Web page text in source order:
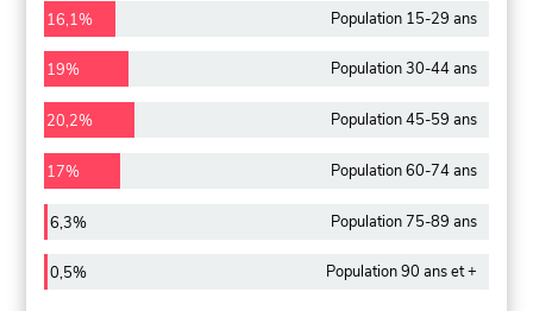
16,1% Population 15-29 ans
19% Population 30-44 ans
20,2% Population 45-59 ans
17% Population 60-74 ans
6,3% Population 75-89 ans
0,5% Population 90 ans et +